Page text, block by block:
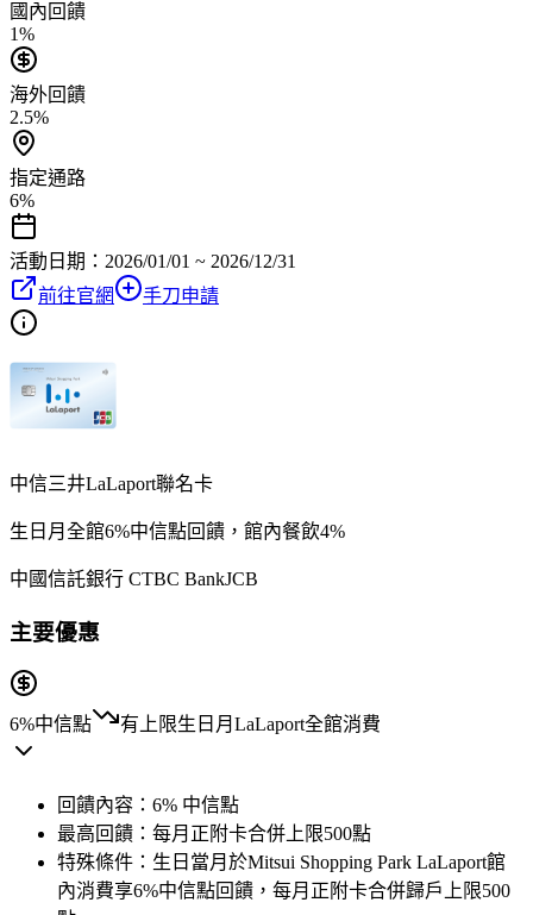
國內回饋
1%
海外回饋
2.5%
指定通路
6%
活動日期： 2026/01/01 ~ 2026/12/31
前往官網
手刀申請
中信三井LaLaport聯名卡
生日月全館6%中信點回饋，館內餐飲4%
中國信託銀行 CTBC BankJCB
主要優惠
6%中信點 有上限生日月LaLaport全館消費
回饋內容： 6% 中信點
最高回饋： 每月正附卡合併上限500點
特殊條件： 生日當月於Mitsui Shopping Park LaLaport館
內消費享6%中信點回饋，每月正附卡合併歸戶上限500